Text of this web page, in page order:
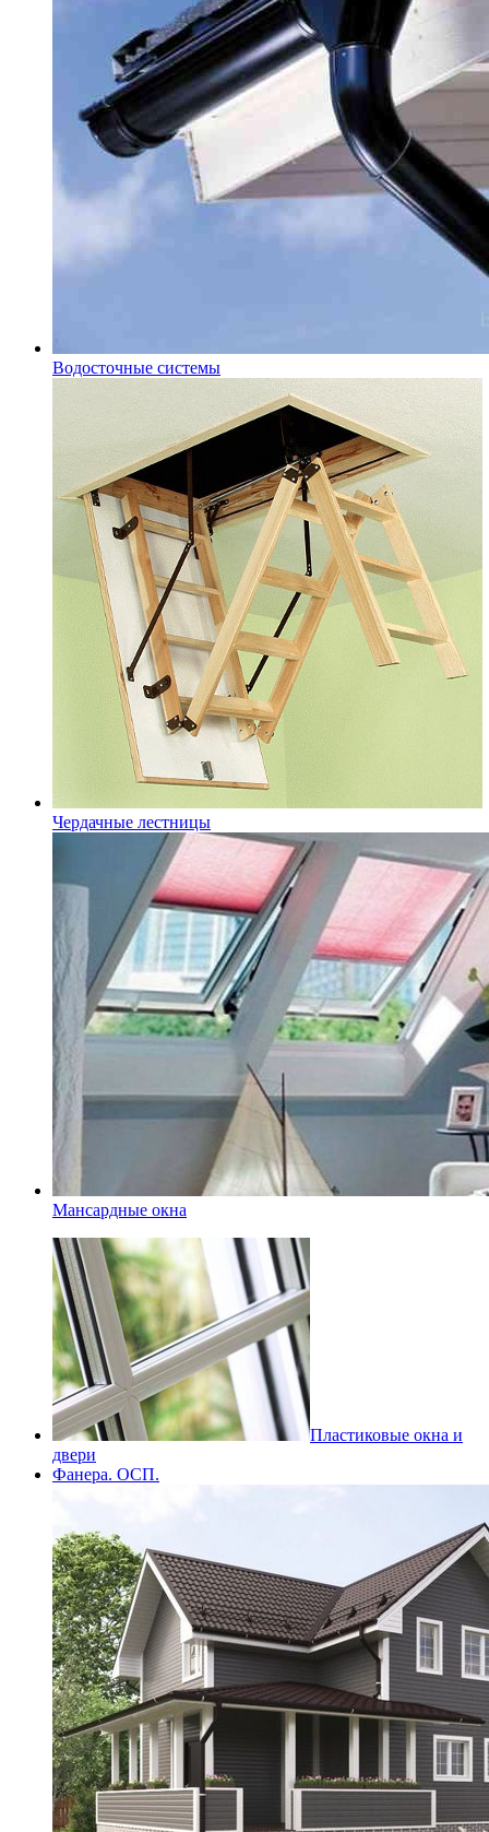
Водосточные системы
Чердачные лестницы
Мансардные окна
Пластиковые окна и
двери
Фанера. ОСП.